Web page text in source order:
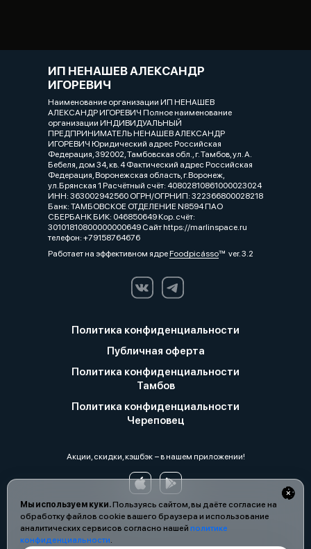
Мы используем куки.Пользуясь сайтом, вы даёте согласие на
обработку файлов cookie вашего браузера и использование
аналитических сервисов согласно нашей политике
конфиденциальности.
ИП НЕНАШЕВ АЛЕКСАНДР
ИГОРЕВИЧ
Наименование организации ИП НЕНАШЕВ
АЛЕКСАНДР ИГОРЕВИЧ Полное наименование
организации ИНДИВИДУАЛЬНЫЙ
ПРЕДПРИНИМАТЕЛЬ НЕНАШЕВ АЛЕКСАНДР
ИГОРЕВИЧ Юридический адрес Российская
Федерация, 392002, Тамбовская обл., г. Тамбов, ул. А.
Бебеля, дом 34, кв. 4 Фактический адрес Российская
Федерация, Воронежская область, г.Воронеж,
ул.Брянская 1 Расчётный счёт: 40802810861000023024
ИНН: 363002942560 ОГРН/ОГРНИП: 322366800028218
Банк: ТАМБОВСКОЕ ОТДЕЛЕНИЕ N8594 ПАО
СБЕРБАНК БИК: 046850649 Кор. счёт:
30101810800000000649 Сайт https://marlinspace.ru
телефон: +79158764676
Работает на эффективном ядреFoodpicássover. 3.2
Политика конфиденциальности
Публичная оферта
Политика конфиденциальности
Тамбов
Политика конфиденциальности
Череповец
Акции, скидки, кэшбэк − в нашем приложении!